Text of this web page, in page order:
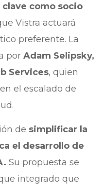
como socio
Vistra actuará
preferente. La
porAdam Selipsky,
Services, quien
el escalado de
de simplificar la
el desarrollo de
Su propuesta se
integrado que